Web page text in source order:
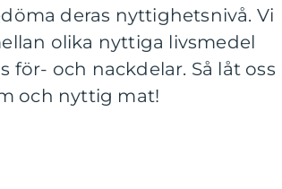
deras nyttighetsnivå. Vi
olika nyttiga livsmedel
för- och nackdelar. Så låt oss
och nyttig mat!